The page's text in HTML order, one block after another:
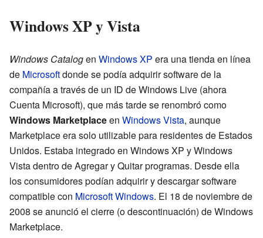
Windows XP y Vista
Windows Catalogen Windows XP era una tienda en línea
de Microsoftdonde se podía adquirir software de la
compañía a través de un ID de Windows Live (ahora
Cuenta Microsoft), que más tarde se renombró como
Windows Marketplaceen Windows Vista, aunque
Marketplace era solo utilizable para residentes de Estados
Unidos. Estaba integrado en Windows XP y Windows
Vista dentro de Agregar y Quitar programas. Desde ella
los consumidores podían adquirir y descargar software
compatible con Microsoft Windows. El 18 de noviembre de
2008 se anunció el cierre (o descontinuación) de Windows
Marketplace.